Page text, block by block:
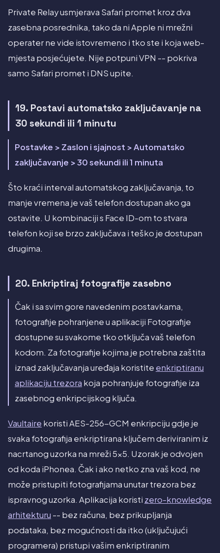
Private Relay usmjerava Safari promet kroz dva
zasebna posrednika, tako da ni Apple ni mrežni
operater ne vide istovremeno i tko ste i koja web-
mjesta posjećujete. Nije potpuni VPN -- pokriva
samo Safari promet i DNS upite.
19. Postavi automatsko zaključavanje na
30 sekundi ili 1 minutu
Postavke > Zaslon i sjajnost > Automatsko
zaključavanje > 30 sekundi ili 1 minuta
Što kraći interval automatskog zaključavanja, to
manje vremena je vaš telefon dostupan ako ga
ostavite. U kombinaciji s Face ID-om to stvara
telefon koji se brzo zaključava i teško je dostupan
drugima.
20. Enkriptiraj fotografije zasebno
Čak i sa svim gore navedenim postavkama,
fotografije pohranjene u aplikaciji Fotografije
dostupne su svakome tko otključa vaš telefon
kodom. Za fotografije kojima je potrebna zaštita
iznad zaključavanja uređaja koristite enkriptiranu
aplikaciju trezora koja pohranjuje fotografije iza
zasebnog enkripcijskog ključa.
Vaultaire koristi AES-256-GCM enkripciju gdje je
svaka fotografija enkriptirana ključem deriviranim iz
nacrtanog uzorka na mreži 5x5. Uzorak je odvojen
od koda iPhonea. Čak i ako netko zna vaš kod, ne
može pristupiti fotografijama unutar trezora bez
ispravnog uzorka. Aplikacija koristi zero-knowledge
arhitekturu -- bez računa, bez prikupljanja
podataka, bez mogućnosti da itko (uključujući
programera) pristupi vašim enkriptiranim